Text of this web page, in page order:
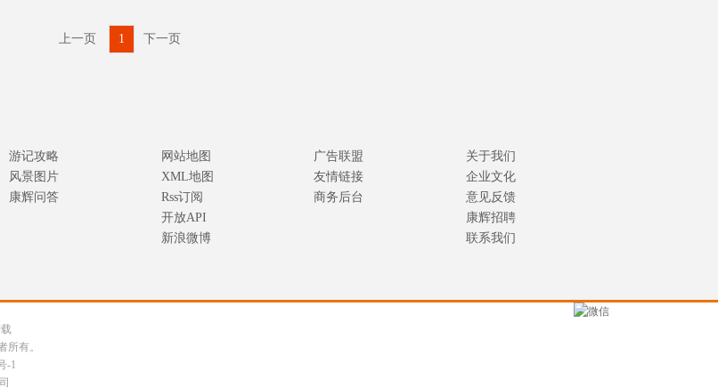
上一页 1 下一页
游记攻略
风景图片
康辉问答
网站地图
XML地图
Rss订阅
开放API
新浪微博
广告联盟
友情链接
商务后台
关于我们
企业文化
意见反馈
康辉招聘
联系我们
所有。
-1